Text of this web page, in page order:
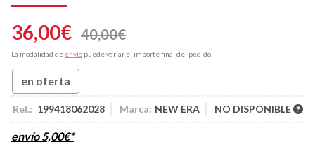
36,00€ 40,00€
La modalidad de envío puede variar el importe final del pedido.
en oferta
Ref.: 199418062028 Marca: NEW ERA NO DISPONIBLE
envío 5,00€*